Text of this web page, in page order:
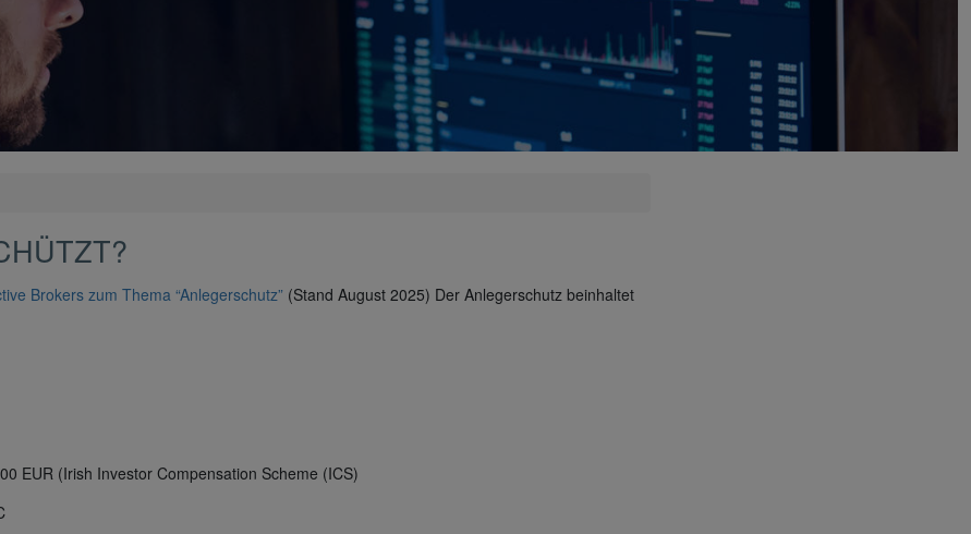
Brokers zum Thema “Anlegerschutz” (Stand August 2025) Der Anlegerschutz beinhaltet
EUR (Irish Investor Compensation Scheme (ICS)